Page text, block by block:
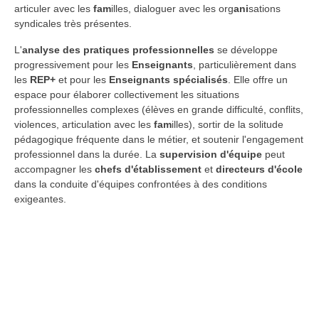
articuler avec les familles, dialoguer avec les organisations
syndicales très présentes.
L'analyse des pratiques professionnelles se développe
progressivement pour les Enseignants, particulièrement dans
les REP+ et pour les Enseignants spécialisés. Elle offre un
espace pour élaborer collectivement les situations
professionnelles complexes (élèves en grande difficulté, conflits,
violences, articulation avec les familles), sortir de la solitude
pédagogique fréquente dans le métier, et soutenir l'engagement
professionnel dans la durée. La supervision d'équipe peut
accompagner les chefs d'établissement et directeurs d'école
dans la conduite d'équipes confrontées à des conditions
exigeantes.